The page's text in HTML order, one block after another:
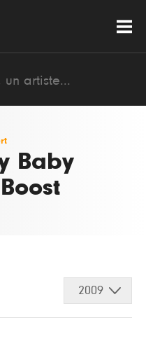
Baby
2009